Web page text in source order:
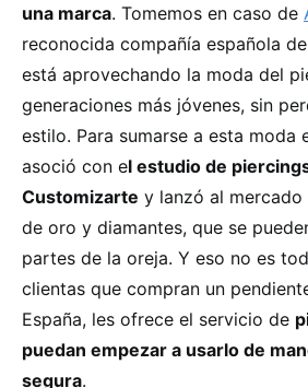
una marca. Tomemos en caso de
reconocida compañía española
está aprovechando la moda del
generaciones más jóvenes, sin
estilo. Para sumarse a esta moda
asoció con el estudio de
Customizarte y lanzó al
de oro y diamantes, que se
partes de la oreja. Y eso no es
clientas que compran un
España, les ofrece el servicio de
puedan empezar a usarlo de
segura.